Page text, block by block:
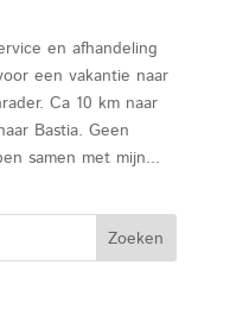
en afhandeling
een vakantie naar
Ca 10 km naar
Bastia. Geen
samen met mijn...